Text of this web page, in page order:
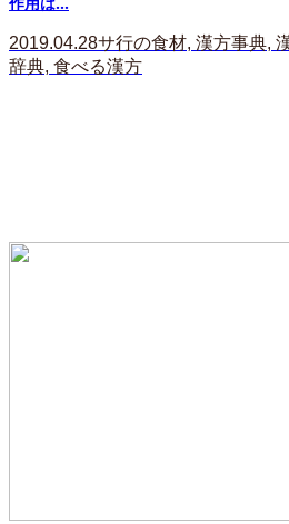
2019.04.28サ行の食材, 漢方事典,
辞典, 食べる漢方